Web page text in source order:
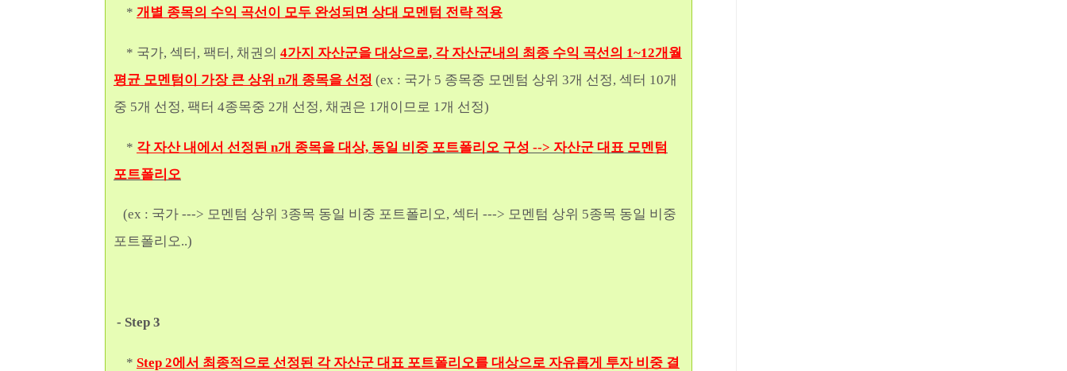
* 개별 종목의 수익 곡선이 모두 완성되면 상대 모멘텀 전략 적용
* 국가, 섹터, 팩터, 채권의 4가지 자산군을 대상으로, 각 자산군내의 최종 수익 곡선의 1~12개월
평균 모멘텀이 가장 큰 상위 n개 종목을 선정 (ex : 국가 5 종목중 모멘텀 상위 3개 선정, 섹터 10개
중 5개 선정, 팩터 4종목중 2개 선정, 채권은 1개이므로 1개 선정)
* 각 자산 내에서 선정된 n개 종목을 대상, 동일 비중 포트폴리오 구성 --> 자산군 대표 모멘텀
포트폴리오
(ex : 국가 ---> 모멘텀 상위 3종목 동일 비중 포트폴리오, 섹터 ---> 모멘텀 상위 5종목 동일 비중
포트폴리오..)
- Step 3
* Step 2에서 최종적으로 선정된 각 자산군 대표 포트폴리오를 대상으로 자유롭게 투자 비중 결